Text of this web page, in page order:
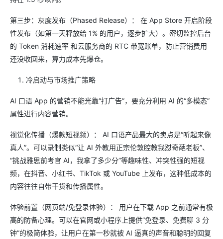
第三步：灰度发布（Phased Release）： 在 App Store 开启阶段
性发布（如第一天释放给 1% 的用户，逐步扩大）。密切监控后台
的 Token 消耗速率 和云服务商的 RTC 带宽账单，防止营销费用
还没收回来，算力成本先爆仓。
冷启动与市场推广策略
AI 口语 App 的营销不能光靠“打广告”，要充分利用 AI 的“多模态”
属性进行内容营销。
视觉化传播（爆款短视频）： AI 口语产品最大的卖点是“听起来像
真人”。可以录制类似“让 AI 外教用正宗伦敦腔教我怼奇葩老板”、
“挑战雅思前考官 AI，我拿了多少分”等趣味性、冲突性强的短视
频，在抖音、小红书、TikTok 或 YouTube 上发布，这种低成本的
内容往往自带干货和传播属性。
体验前置（网页端/免登录体验）： 用户在下载 App 之前通常有极
高的防备心理。可以在官网或小程序上提供“免登录、免费聊 3 分
钟”的极简体验，让用户在第一秒就被 AI 逼真的声音和聪明的回复